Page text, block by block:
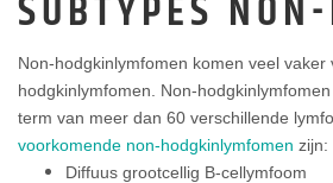
Non-hodgkinlymfomen komen veel vaker
hodgkinlymfomen. Non-
term van meer dan 60 verschillende
voorkomende non-hodgkinlymfomen zijn:
Diffuus grootcellig B-cellymfoom